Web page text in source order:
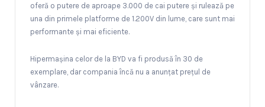
oferă o putere de aproape 3.000 de cai putere şi rulează pe
una din primele platforme de 1.200V din lume, care sunt mai
performante şi mai eficiente.
Hipermaşina celor de la BYD va fi produsă în 30 de
exemplare, dar compania încă nu a anunţat preţul de
vânzare.